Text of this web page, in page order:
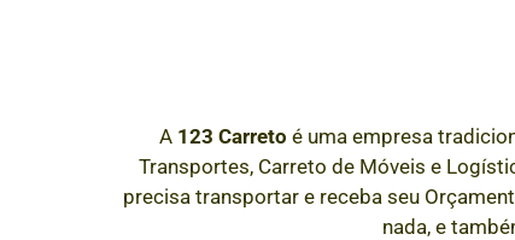
A 123 Carreto é uma empresa
Transportes, Carreto de Móveis e
precisa transportar e receba seu
nada, e